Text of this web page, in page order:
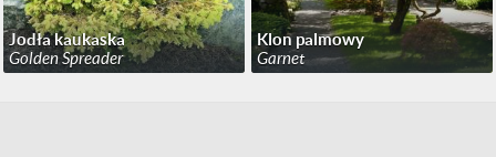
Jodła kaukaska
Golden Spreader
Klon palmowy
Garnet